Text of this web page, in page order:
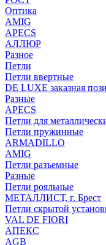
Оптика
AMIG
APECS
АЛЛЮР
Разное
Петли
Петли ввертные
DE LUXE заказная
Разные
APECS
Петли для
Петли пружинные
ARMADILLO
AMIG
Петли разъемные
Разные
Петли рояльные
МЕТАЛЛИСТ, г. Брест
Петли скрытой
VAL DE FIORI
АПЕКС
AGB